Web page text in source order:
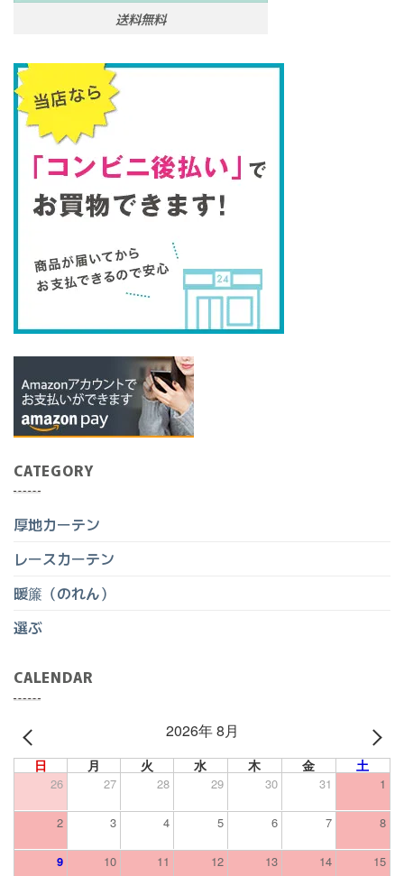
送料無料
CATEGORY
厚地カーテン
レースカーテン
暖簾（のれん）
選ぶ
CALENDAR
2026年 8月
日 月 火 水 木 金 土
26 27 28 29 30 31 1
2 3 4 5 6 7 8
9 10 11 12 13 14 15